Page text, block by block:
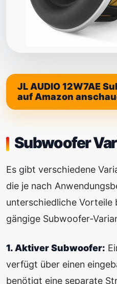
JL AUDIO 12W7AE
auf Amazon
Subwoofer
Es gibt verschiedene
die je nach
unterschiedliche Vorteile
gängige Subwoofer-
1. Aktiver Subwoofer:
verfügt über einen
benötigt eine separate